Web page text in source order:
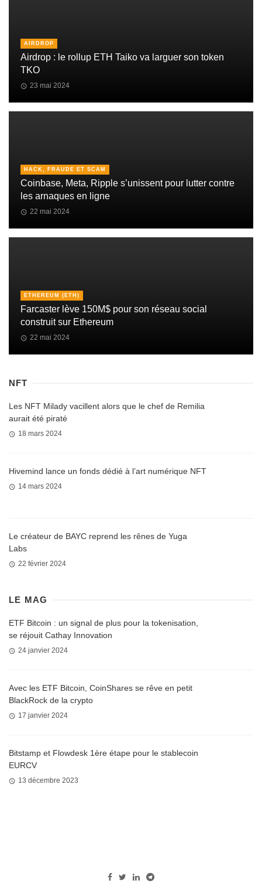
AIRDROP
Airdrop : le rollup ETH Taiko va larguer son token
TKO
23 mai 2024
HACK, FRAUDE ET SCAM
Coinbase, Meta, Ripple s’unissent pour lutter contre
les arnaques en ligne
22 mai 2024
ETHEREUM (ETH)
Farcaster lève 150M$ pour son réseau social
construit sur Ethereum
22 mai 2024
NFT
Les NFT Milady vacillent alors que le chef de Remilia
aurait été piraté
18 mars 2024
Hivemind lance un fonds dédié à l’art numérique NFT
14 mars 2024
Le créateur de BAYC reprend les rênes de Yuga
Labs
22 février 2024
LE MAG
ETF Bitcoin : un signal de plus pour la tokenisation,
se réjouit Cathay Innovation
24 janvier 2024
Avec les ETF Bitcoin, CoinShares se rêve en petit
BlackRock de la crypto
17 janvier 2024
Bitstamp et Flowdesk 1ère étape pour le stablecoin
EURCV
13 décembre 2023